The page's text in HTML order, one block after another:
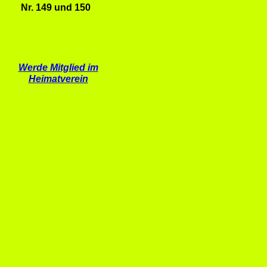
Nr. 149 und 150
Werde Mitglied im
Heimatverein